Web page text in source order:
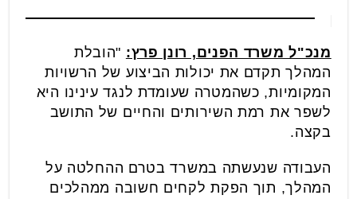
מנכ"ל משרד הפנים, רונן פרץ: "הובלת
המהלך תקדם את יכולות הביצוע של הרשויות
המקומיות, כשהמטרה שעומדת לנגד עינינו היא
לשפר את רמת השירותים והחיים של התושב
בקצה.
העבודה שנעשתה במשרד בטרם ההחלטה על
המהלך, תוך הפקת לקחים חשובה ממהלכים